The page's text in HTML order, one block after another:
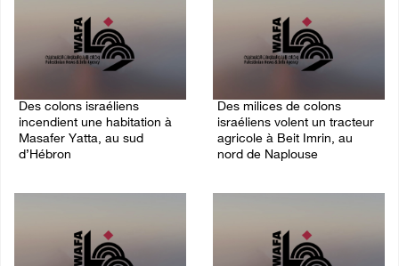
Des colons israéliens
incendient une habitation à
Masafer Yatta, au sud
d’Hébron
Des milices de colons
israéliens volent un tracteur
agricole à Beit Imrin, au
nord de Naplouse